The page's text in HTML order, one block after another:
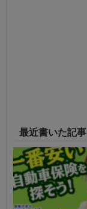
最近書いた記事